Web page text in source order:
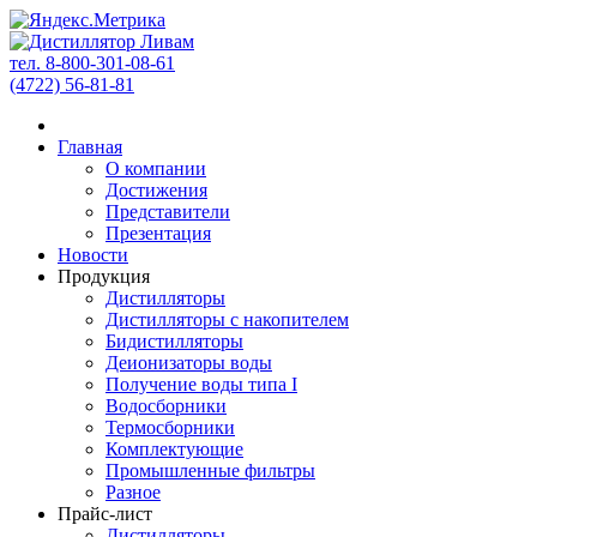
тел. 8-800-301-08-61
(4722) 56-81-81
Главная
О компании
Достижения
Представители
Презентация
Новости
Продукция
Дистилляторы
Дистилляторы с накопителем
Бидистилляторы
Деионизаторы воды
Получение воды типа I
Водосборники
Термосборники
Комплектующие
Промышленные фильтры
Разное
Прайс-лист